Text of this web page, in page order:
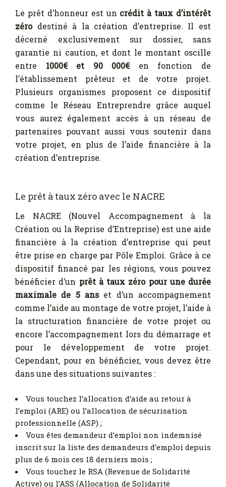
Le prêt d’honneur est un crédit à taux d’intérêt
zérodestiné à la création d’entreprise. Il est
décerné exclusivement sur dossier, sans
garantie ni caution, et dont le montant oscille
entre 1000€ et 90 000€ en fonction de
l’établissement prêteur et de votre projet.
Plusieurs organismes proposent ce dispositif
comme le Réseau Entreprendre grâce auquel
vous aurez également accès à un réseau de
partenaires pouvant aussi vous soutenir dans
votre projet, en plus de l’aide financière à la
création d’entreprise.
Le prêt à taux zéro avec le NACRE
Le NACRE (Nouvel Accompagnement à la
Création ou la Reprise d’Entreprise) est une aide
financière à la création d’entreprise qui peut
être prise en charge par Pôle Emploi. Grâce à ce
dispositif financé par les régions, vous pouvez
bénéficier d’un prêt à taux zéro pour une durée
maximale de 5 anset d’un accompagnement
comme l’aide au montage de votre projet, l’aide à
la structuration financière de votre projet ou
encore l’accompagnement lors du démarrage et
pour le développement de votre projet.
Cependant, pour en bénéficier, vous devez être
dans une des situations suivantes :
Vous touchez l’allocation d’aide au retour à
l’emploi (ARE) ou l’allocation de sécurisation
professionnelle (ASP) ;
Vous êtes demandeur d’emploi non indemnisé
inscrit sur la liste des demandeurs d’emploi depuis
plus de 6 mois ces 18 derniers mois ;
Vous touchez le RSA (Revenue de Solidarité
Active) ou l’ASS (Allocation de Solidarité